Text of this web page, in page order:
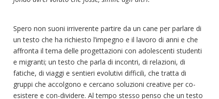
Spero non suoni irriverente partire da un cane per parlare di
un testo che ha richiesto l’impegno e il lavoro di anni e che
affronta il tema delle progettazioni con adolescenti studenti
e migranti; un testo che parla di incontri, di relazioni, di
fatiche, di viaggi e sentieri evolutivi difficili, che tratta di
gruppi che accolgono e cercano soluzioni creative per co-
esistere e con-dividere. Al tempo stesso penso che un testo